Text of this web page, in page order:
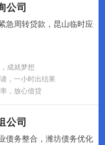
公司
急周转贷款，昆山临时应
成就梦想
，一小时出结果
，放心借贷
公司
债务整合，潍坊债务优化